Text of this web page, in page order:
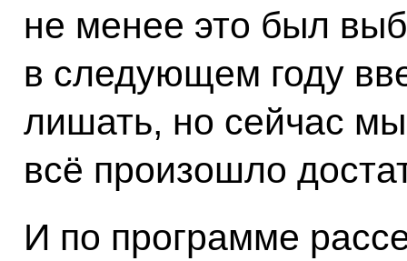
не менее это был
в следующем году
лишать, но сейчас
всё произошло
И по программе